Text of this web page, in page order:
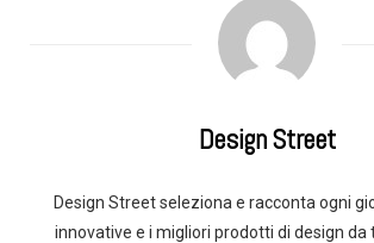
Design Street
Design Street seleziona e racconta ogni
innovative e i migliori prodotti di design da